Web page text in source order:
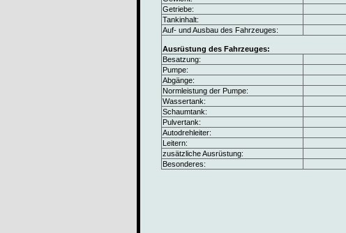
Getriebe:
Tankinhalt:
Auf- und Ausbau des Fahrzeuges:
Ausrüstung des Fahrzeuges:
Besatzung:
Pumpe:
Abgänge:
Normleistung der Pumpe:
Wassertank:
Schaumtank:
Pulvertank:
Autodrehleiter:
Leitern:
zusätzliche Ausrüstung:
Besonderes: